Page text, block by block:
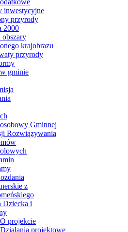
inwestycyjne
przyrody
2000
obszary
krajobrazu
przyrody
gminie
osobowy Gminnej
Rozwiązywania
z
Dziecka i
O projekcie
Działania projektowe